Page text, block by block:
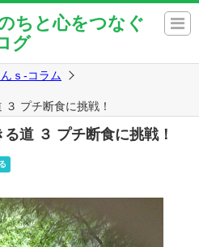
ちと心をつなぐ
グ
ｓ-コラム
プチ断食に挑戦！
道 ３ プチ断食に挑戦！